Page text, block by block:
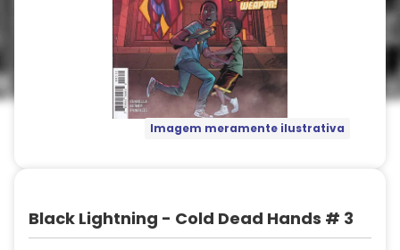
Imagem meramente ilustrativa
Black Lightning - Cold Dead Hands # 3